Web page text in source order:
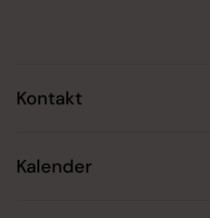
Kontakt
Kalender